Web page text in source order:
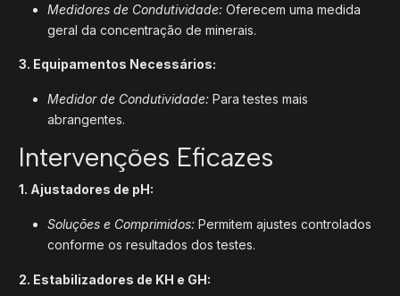
Medidores de Condutividade: Oferecem uma medida
geral da concentração de minerais.
3. Equipamentos Necessários:
Medidor de Condutividade: Para testes mais
abrangentes.
Intervenções Eficazes
1. Ajustadores de pH:
Soluções e Comprimidos: Permitem ajustes controlados
conforme os resultados dos testes.
2. Estabilizadores de KH e GH: